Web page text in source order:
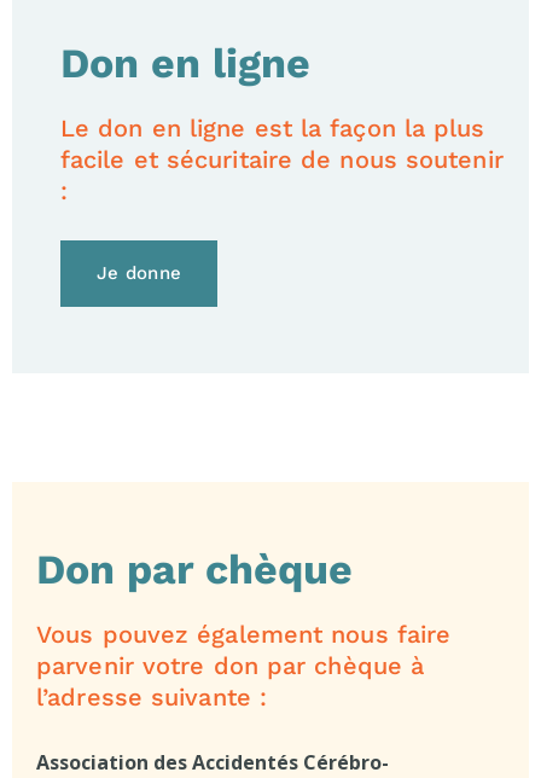
Don en ligne
Le don en ligne est la façon la plus
facile et sécuritaire de nous soutenir
:
Je donne
Don par chèque
Vous pouvez également nous faire
parvenir votre don par chèque à
l’adresse suivante :
Association des Accidentés Cérébro-